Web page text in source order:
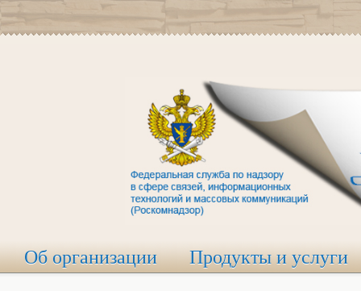
Об организации Продукты и услуги